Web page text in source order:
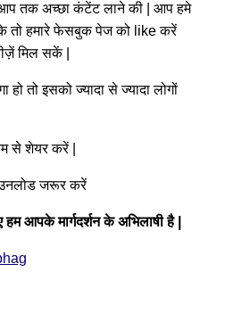
आप तक अच्छा कंटेंट लाने की | आप हमे
तो हमारे फेसबुक पेज को like करें
मिल सकें |
तो इसको ज्यादा से ज्यादा लोगों
से शेयर करें |
जरूर करें
आपके मार्गदर्शन के अभिलाषी है